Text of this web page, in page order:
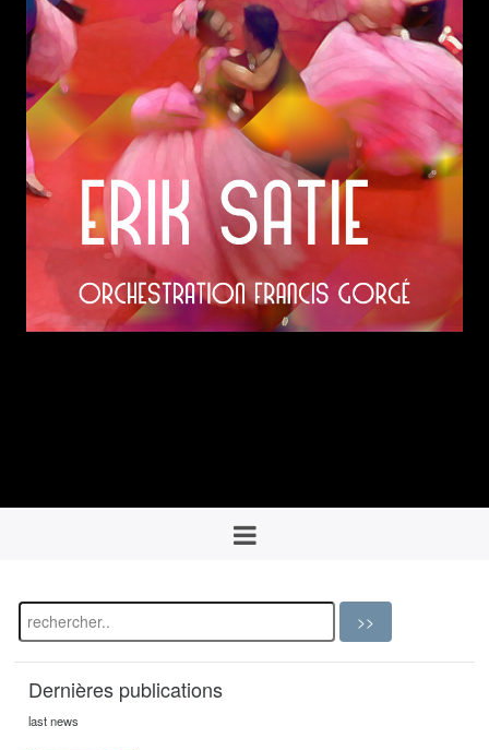
Dernières publications
last news